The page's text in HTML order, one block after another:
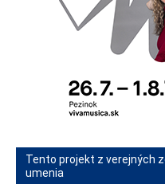
Tento projekt z verejných
umenia